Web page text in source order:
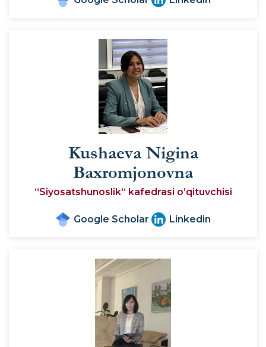
Kushaeva Nigina
Baxromjonovna
“Siyosatshunoslik“ kafedrasi o’qituvchisi
Google Scholar Linkedin